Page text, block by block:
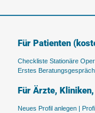
Für Patienten
Checkliste Stationäre
Erstes
Für Ärzte,
Neues Profil anlegen |